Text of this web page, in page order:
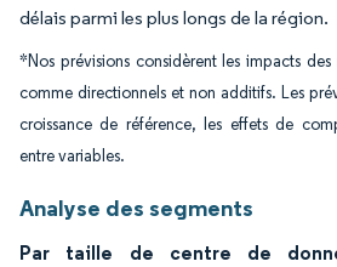
délais parmi les plus longs de la région.
*Nos prévisions considèrent les impacts
comme directionnels et non additifs. Les
croissance de référence, les effets de
entre variables.
Analyse des segments
Par taille de centre de